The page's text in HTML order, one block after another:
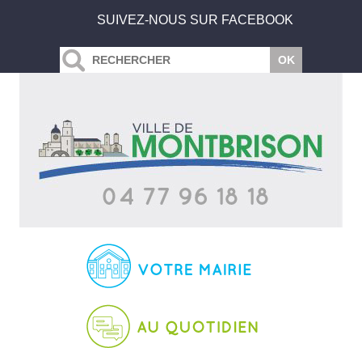
SUIVEZ-NOUS SUR FACEBOOK